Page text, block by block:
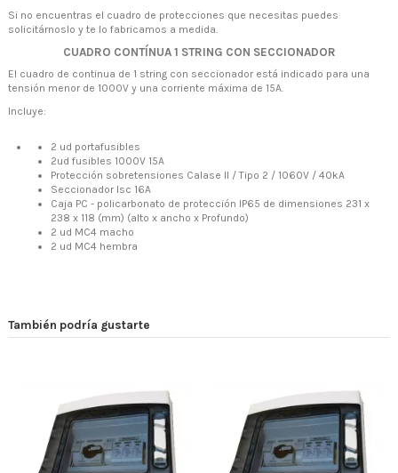
Si no encuentras el cuadro de protecciones que necesitas puedes
solicitárnoslo y te lo fabricamos a medida.
CUADRO CONTÍNUA 1 STRING CON SECCIONADOR
El cuadro de continua de 1 string con seccionador está indicado para una
tensión menor de 1000V y una corriente máxima de 15A.
Incluye:
2 ud portafusibles
2ud fusibles 1000V 15A
Protección sobretensiones Calase II / Tipo 2 / 1060V / 40kA
Seccionador Isc 16A
Caja PC - policarbonato de protección IP65 de dimensiones 231 x
238 x 118 (mm) (alto x ancho x Profundo)
2 ud MC4 macho
2 ud MC4 hembra
También podría gustarte